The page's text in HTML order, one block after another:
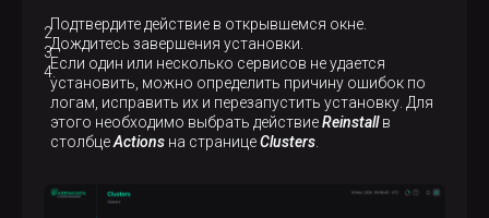
Подтвердите действие в открывшемся окне.
Дождитесь завершения установки.
Если один или несколько сервисов не удается
установить, можно определить причину ошибок по
логам, исправить их и перезапустить установку. Для
этого необходимо выбрать действиеReinstallв
столбцеActions на страницеClusters